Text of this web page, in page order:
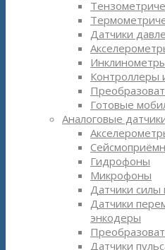
Датчики
Контроллеры
Готовые
Аналоговые
Гидрофоны
Микрофоны
Датчики силы
Датчики
энкодеры
Датчики